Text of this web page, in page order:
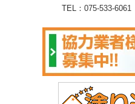
TEL： 075-533-6061